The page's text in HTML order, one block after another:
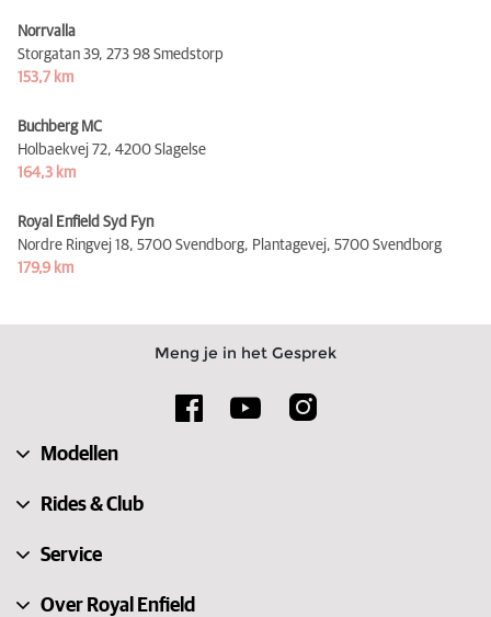
Norrvalla
Storgatan 39, 273 98 Smedstorp
153,7 km
Buchberg MC
Holbaekvej 72, 4200 Slagelse
164,3 km
Royal Enfield Syd Fyn
Nordre Ringvej 18, 5700 Svendborg, Plantagevej, 5700 Svendborg
179,9 km
Meng je in het Gesprek
Modellen
Rides & Club
Service
Over Royal Enfield